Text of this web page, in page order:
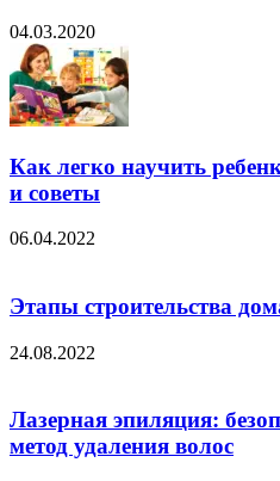
04.03.2020
Как легко научить
и советы
06.04.2022
Этапы строительства
24.08.2022
Лазерная эпиляция:
метод удаления волос